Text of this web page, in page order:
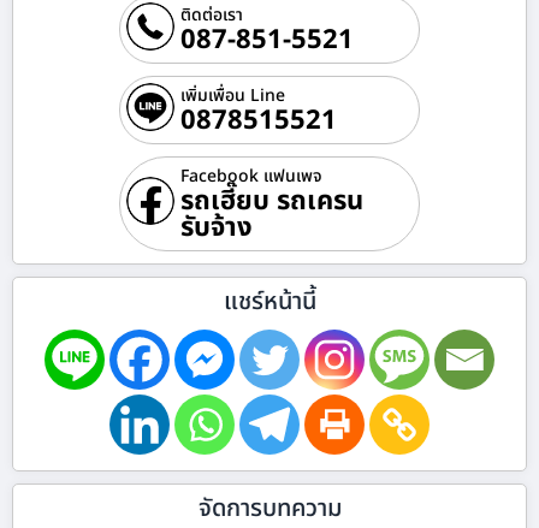
ติดต่อเรา
087-851-5521
เพิ่มเพื่อน Line
0878515521
Facebook แฟนเพจ
รถเฮี๊ยบ รถเครน
รับจ้าง
แชร์หน้านี้
จัดการบทความ